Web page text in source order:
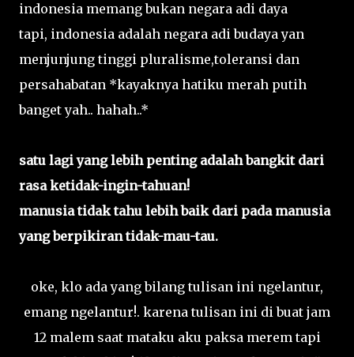
indonesia memang bukan negara adi daya
tapi, indonesia adalah negara adi budaya yan
menjunjung tinggi pluralisme,toleransi dan
persahabatan *kayaknya hatiku merah putih
banget yah.. hahah..*
satu lagi yang lebih penting adalah bangkit dari
rasa ketidak-ingin-tahuan!
manusia tidak tahu lebih baik dari pada manusia
yang berpikiran tidak-mau-tau.
oke, klo ada yang bilang tulisan ini ngelantur,
emang ngelantur!. karena tulisan ini di buat jam
12 malem saat mataku aku paksa merem tapi